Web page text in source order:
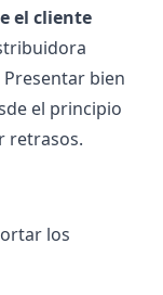
el cliente
bien
el principio
retrasos.
los